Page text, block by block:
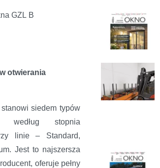
GZL B
otwierania
siedem typów
według stopnia
linie – Standard,
Jest to najszersza
oferuje pełny